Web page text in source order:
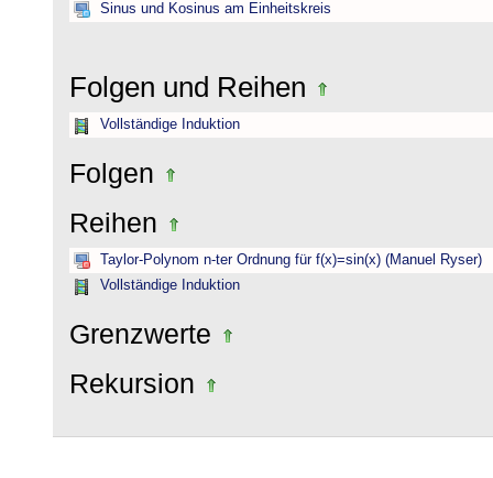
Sinus und Kosinus am Einheitskreis
Folgen und Reihen
Vollständige Induktion
Folgen
Reihen
Taylor-Polynom n-ter Ordnung für f(x)=sin(x) (Manuel Ryser)
Vollständige Induktion
Grenzwerte
Rekursion